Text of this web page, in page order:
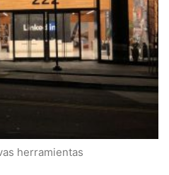
herramientas